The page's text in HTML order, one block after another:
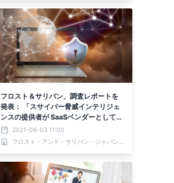
フロスト＆サリバン、調査レポートを
発表： 「スサイバー脅威インテリジェ
ンスの提供者が SaaSベンダーとしての
地位を確立」
2021-06-03 11:00
フロスト・アンド・サリバン・ジャパン 株式会社